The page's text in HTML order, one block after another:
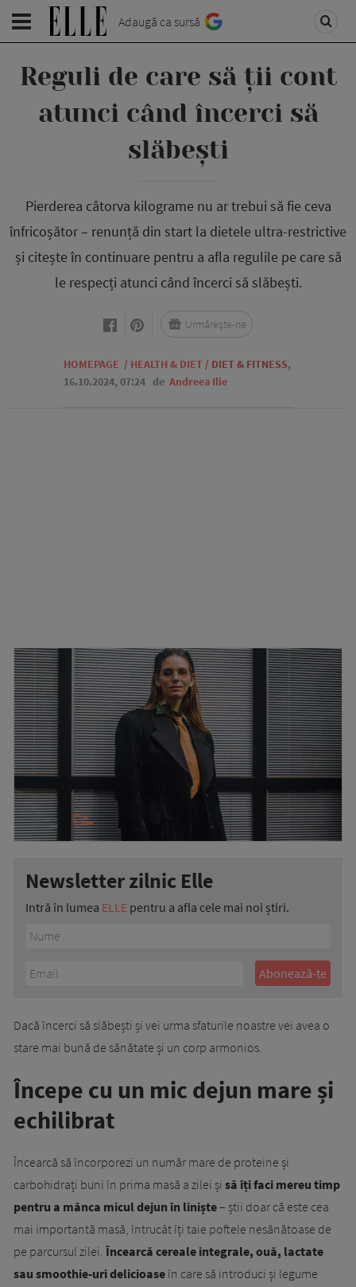
Adaugă ca sursă
Reguli de care să ții cont
atunci când încerci să
slăbești
Pierderea câtorva kilograme nu ar trebui să fie ceva
înfricoșător – renunță din start la dietele ultra-restrictive
și citește în continuare pentru a afla regulile pe care să
le respecți atunci când încerci să slăbești.
HOMEPAGE / HEALTH & DIET/ DIET & FITNESS,
16.10.2024, 07:24 de Andreea Ilie
Urmărește-ne
Newsletter zilnic Elle
Intră în lumea ELLE pentru a afla cele mai noi știri.
Dacă încerci să slăbești și vei urma sfaturile noastre vei avea o
stare mai bună de sănătate și un corp armonios.
Începe cu un mic dejun mare și
echilibrat
Încearcă să încorporezi un număr mare de proteine și
carbohidrați buni în prima masă a zilei și să îți faci mereu timp
pentru a mânca micul dejun în liniște– știi doar că este cea
mai importantă masă, întrucât îți taie poftele nesănătoase de
pe parcursul zilei. Încearcă cereale integrale, ouă, lactate
sau smoothie-uri delicioaseîn care să introduci și legume